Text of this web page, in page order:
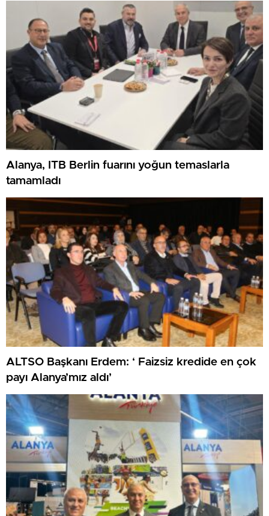
Alanya, ITB Berlin fuarını yoğun temaslarla
tamamladı
ALTSO Başkanı Erdem: ‘ Faizsiz kredide en çok
payı Alanya’mız aldı’